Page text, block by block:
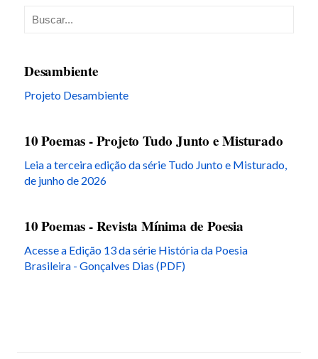
Desambiente
Projeto Desambiente
10 Poemas - Projeto Tudo Junto e Misturado
Leia a terceira edição da série Tudo Junto e Misturado,
de junho de 2026
10 Poemas - Revista Mínima de Poesia
Acesse a Edição 13 da série História da Poesia
Brasileira - Gonçalves Dias (PDF)